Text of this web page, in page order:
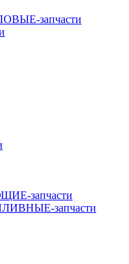
запчасти
запчасти
запчасти